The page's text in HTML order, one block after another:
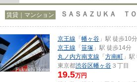
賃貸｜マンション ＳＡＳＡＺＵＫＡ Ｔ
京王線 「幡ヶ谷 」駅 徒歩10分
京王線 「笹塚 」駅 徒歩14分
丸ノ内方南支線 「方南町 」
東京都渋谷区幡ヶ谷 ３丁目
19.5万円